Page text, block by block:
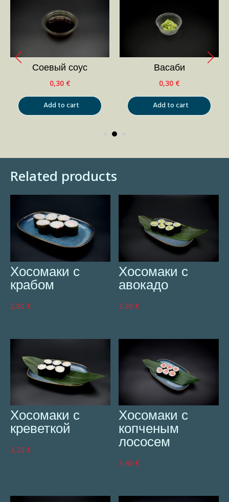
Соевый соус
0,30€
Add to cart
Васаби
0,30€
Add to cart
Related products
Хосомаки с
крабом
2,80€
Хосомаки с
авокадо
3,30€
Хосомаки с
креветкой
3,20€
Хосомаки с
копченым
лососем
3,40€